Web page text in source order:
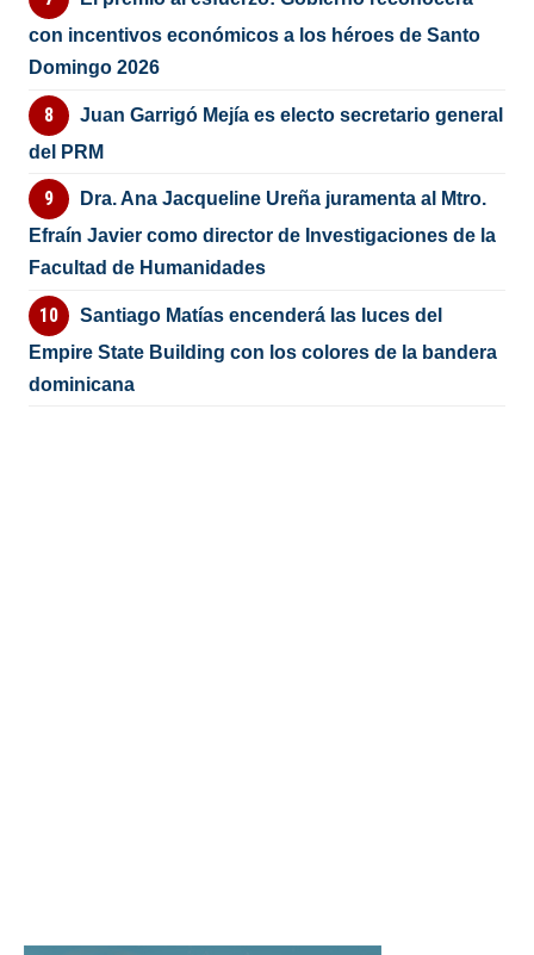
con incentivos económicos a los héroes de Santo
Domingo 2026
Juan Garrigó Mejía es electo secretario general
del PRM
Dra. Ana Jacqueline Ureña juramenta al Mtro.
Efraín Javier como director de Investigaciones de la
Facultad de Humanidades
Santiago Matías encenderá las luces del
Empire State Building con los colores de la bandera
dominicana